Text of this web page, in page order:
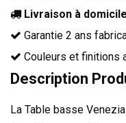
Livraison à
Garantie 2 ans
Couleurs et finitions
Description
La Table basse